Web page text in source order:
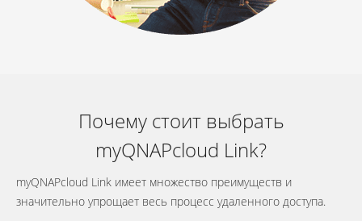
Почему стоит выбрать
myQNAPcloud Link?
myQNAPcloud Link имеет множество преимуществ и
значительно упрощает весь процесс удаленного доступа.